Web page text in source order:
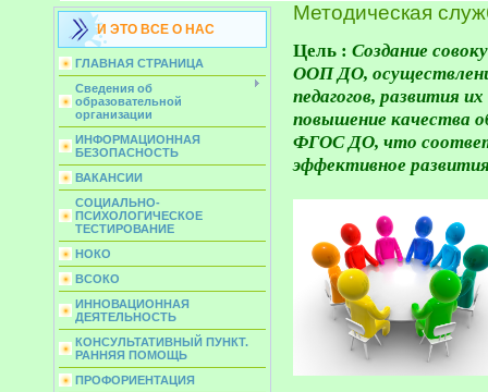
И ЭТО ВСЕ О НАС
ГЛАВНАЯ СТРАНИЦА
Сведения об
образовательной
организации
ИНФОРМАЦИОННАЯ
БЕЗОПАСНОСТЬ
ВАКАНСИИ
СОЦИАЛЬНО-
ПСИХОЛОГИЧЕСКОЕ
ТЕСТИРОВАНИЕ
НОКО
ВСОКО
ИННОВАЦИОННАЯ
ДЕЯТЕЛЬНОСТЬ
КОНСУЛЬТАТИВНЫЙ ПУНКТ.
РАННЯЯ ПОМОЩЬ
ПРОФОРИЕНТАЦИЯ
Методическая
Цель : Создание
ООП ДО,
педагогов, развития
повышение качества
ФГОС ДО, что
эффективное